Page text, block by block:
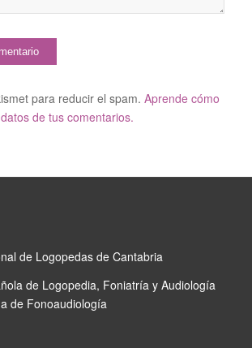
para reducir el spam. Aprende cómo
de tus comentarios.
de Logopedas de Cantabria
de Logopedia, Foniatría y Audiología
de Fonoaudiología